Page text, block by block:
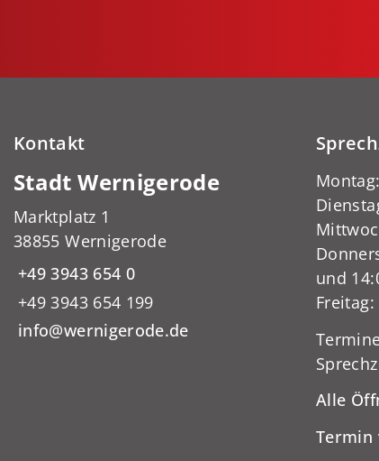
Kontakt
Stadt Wernigerode
Marktplatz 1
38855 Wernigerode
+49 3943 654 0
+49 3943 654 199
info@wernigerode.de
und
Alle
Termin